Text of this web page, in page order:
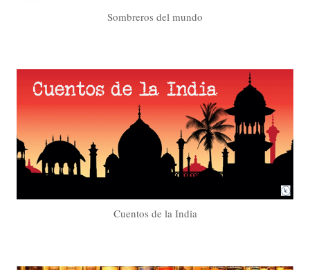
Sombreros del mundo
Cuentos de la India